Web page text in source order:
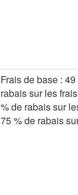
Frais de base :
rabais sur les
% de rabais sur
75 % de rabais